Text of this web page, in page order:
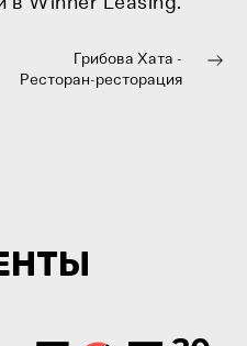
в Winner Leasing.
Грибова Хата -
Ресторан-ресторация